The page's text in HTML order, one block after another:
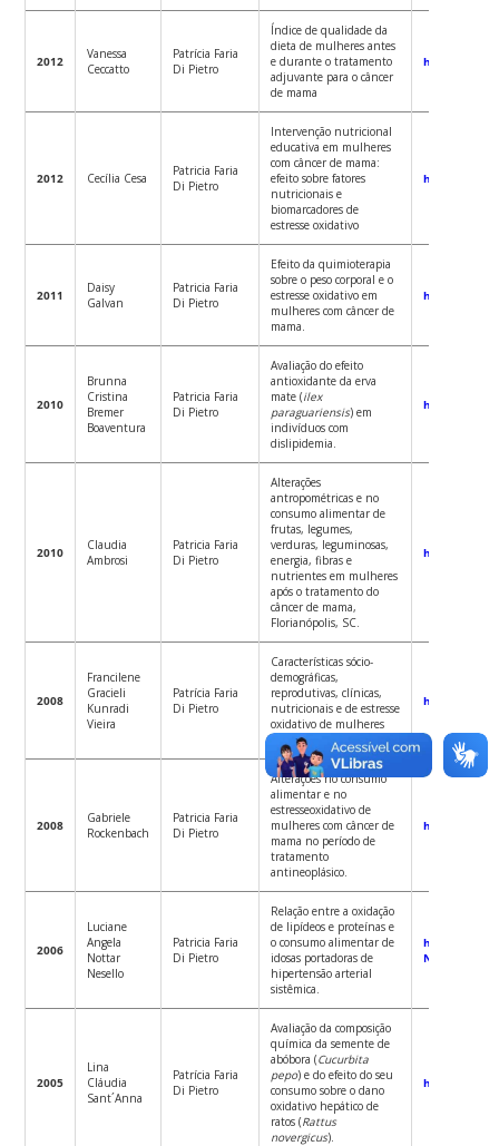
2012
Vanessa
Ceccatto
Patrícia Faria
Di Pietro
Índice de qualidade da
dieta de mulheres antes
e durante o tratamento
adjuvante para o câncer
de mama
http://
2012 Cecília Cesa
Patricia Faria
Di Pietro
Intervenção nutricional
educativa em mulheres
com câncer de mama:
efeito sobre fatores
nutricionais e
biomarcadores de
estresse oxidativo
http://
2011
Daisy
Galvan
Patricia Faria
Di Pietro
Efeito da quimioterapia
sobre o peso corporal e o
estresse oxidativo em
mulheres com câncer de
mama.
http://
2010
Brunna
Cristina
Bremer
Boaventura
Patricia Faria
Di Pietro
Avaliação do efeito
antioxidante da erva
mate (ilex
paraguariensis) em
indivíduos com
dislipidemia.
http://
2010
Claudia
Ambrosi
Patricia Faria
Di Pietro
Alterações
antropométricas e no
consumo alimentar de
frutas, legumes,
verduras, leguminosas,
energia, fibras e
nutrientes em mulheres
após o tratamento do
câncer de mama,
Florianópolis, SC.
http://
2008
Francilene
Gracieli
Kunradi
Vieira
Patrícia Faria
Di Pietro
Características sócio-
demográficas,
reprodutivas, clínicas,
nutricionais e de estresse
oxidativo de mulheres
com câncer de mama.
http://
2008
Gabriele
Rockenbach
Patricia Faria
Di Pietro
Alterações no consumo
alimentar e no
estresseoxidativo de
mulheres com câncer de
mama no período de
tratamento
antineoplásico.
http://
2006
Luciane
Angela
Nottar
Nesello
Patricia Faria
Di Pietro
Relação entre a oxidação
de lipídeos e proteínas e
o consumo alimentar de
idosas portadoras de
hipertensão arterial
sistêmica.
http://
Nesello.pdf
2005
Lina
Cláudia
Sant´Anna
Patrícia Faria
Di Pietro
Avaliação da composição
química da semente de
abóbora (Cucurbita
pepo) e do efeito do seu
consumo sobre o dano
oxidativo hepático de
ratos (Rattus
novergicus).
http://